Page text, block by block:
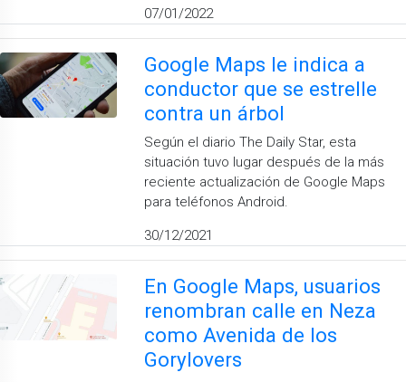
07/01/2022
Google Maps le indica a
conductor que se estrelle
contra un árbol
Según el diario The Daily Star, esta
situación tuvo lugar después de la más
reciente actualización de Google Maps
para teléfonos Android.
30/12/2021
En Google Maps, usuarios
renombran calle en Neza
como Avenida de los
Gorylovers